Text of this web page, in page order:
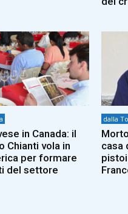
in Canada: il
Chianti vola in
per formare
del settore
dalla
casa